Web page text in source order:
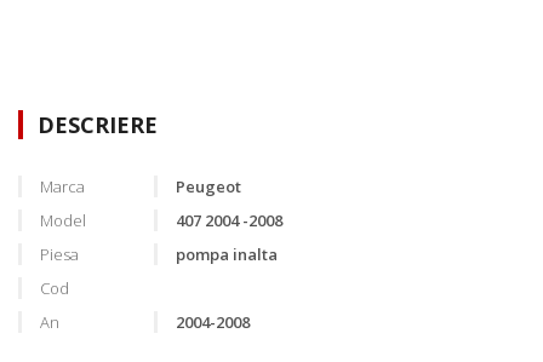
DESCRIERE
Marca
Peugeot
Model
407 2004 -2008
Piesa
pompa inalta
Cod
An
2004-2008